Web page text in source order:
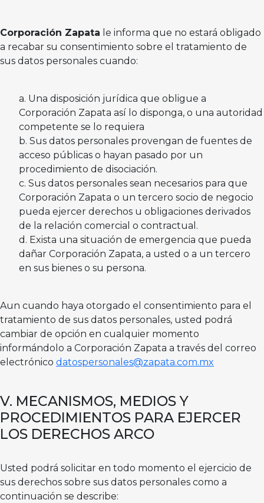
Corporación Zapata le informa que no estará obligado
a recabar su consentimiento sobre el tratamiento de
sus datos personales cuando:
Una disposición jurídica que obligue a
Corporación Zapata así lo disponga, o una autoridad
competente se lo requiera
Sus datos personales provengan de fuentes de
acceso públicas o hayan pasado por un
procedimiento de disociación.
Sus datos personales sean necesarios para que
Corporación Zapata o un tercero socio de negocio
pueda ejercer derechos u obligaciones derivados
de la relación comercial o contractual.
Exista una situación de emergencia que pueda
dañar Corporación Zapata, a usted o a un tercero
en sus bienes o su persona.
Aun cuando haya otorgado el consentimiento para el
tratamiento de sus datos personales, usted podrá
cambiar de opción en cualquier momento
informándolo a Corporación Zapata a través del correo
electrónico datospersonales@zapata.com.mx
V. MECANISMOS, MEDIOS Y
PROCEDIMIENTOS PARA EJERCER
LOS DERECHOS ARCO
Usted podrá solicitar en todo momento el ejercicio de
sus derechos sobre sus datos personales como a
continuación se describe: